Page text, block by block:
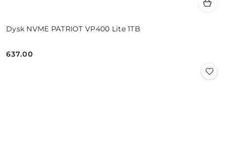
Dysk NVME PATRIOT VP400 Lite 1TB
Cena:
637.00